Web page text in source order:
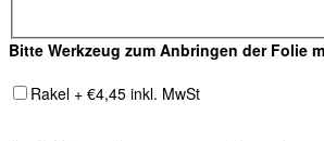
Bitte Werkzeug zum Anbringen der Folie
Rakel + €4,45 inkl. MwSt